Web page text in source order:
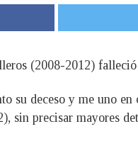
(2008-2012)
su deceso y me uno
sin precisar mayores